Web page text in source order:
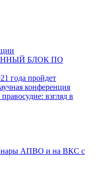
БЛОК ПО
года пройдет
конференция
взгляд в
АПВО и на ВКС с